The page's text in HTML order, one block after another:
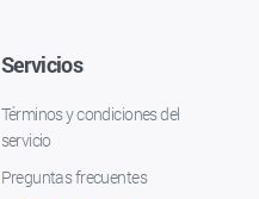
Servicios
Términos y condiciones del
servicio
Preguntas frecuentes